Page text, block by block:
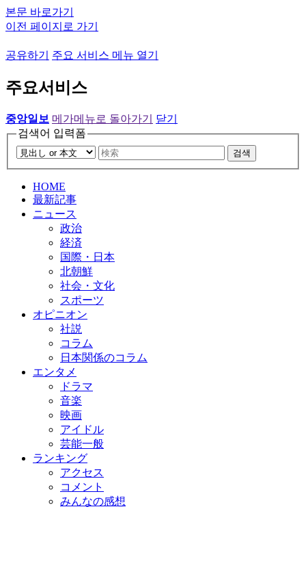
본문 바로가기
이전 페이지로 가기
공유하기 주요 서비스 메뉴 열기
주요서비스
중앙일보 메가메뉴로 돌아가기
닫기
검색어 입력폼
검색
HOME
最新記事
ニュース
政治
経済
国際・日本
北朝鮮
社会・文化
スポーツ
オピニオン
社説
コラム
日本関係のコラム
エンタメ
ドラマ
音楽
映画
アイドル
芸能一般
ランキング
アクセス
コメント
みんなの感想